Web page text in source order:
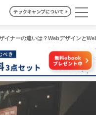
イナーの違いは？Webデザインと